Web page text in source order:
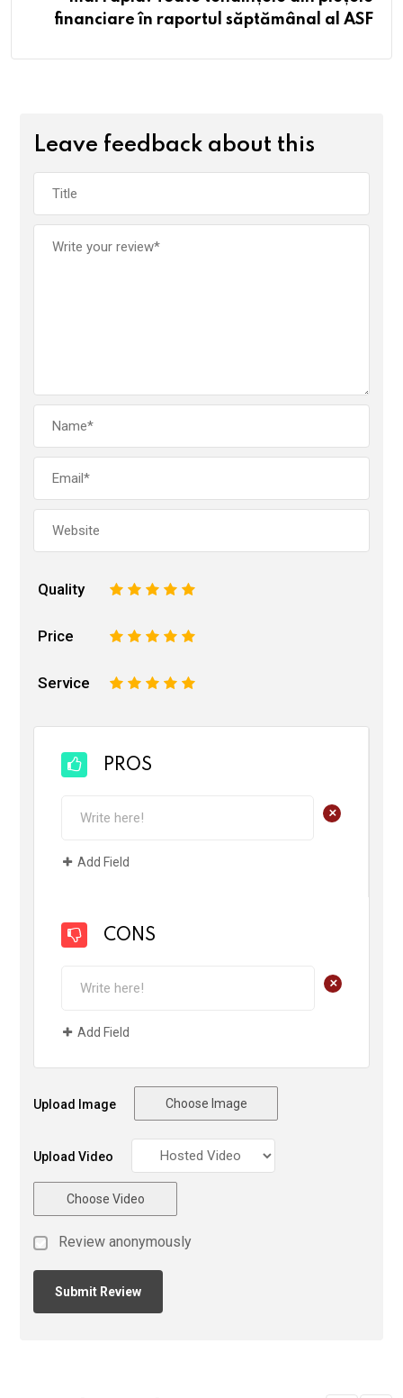
financiare în raportul săptămânal al ASF
Leave feedback about this
Quality 5
4
3
2
Price 5
4
3
2
Service 5
4
3
2
PROS
+
Add Field
CONS
+
Add Field
Upload Image Choose Image
Upload Video
Choose Video
Review anonymously